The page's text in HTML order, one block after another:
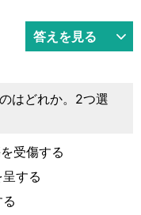
答えを見る
はどれか。2つ選
受傷する
する